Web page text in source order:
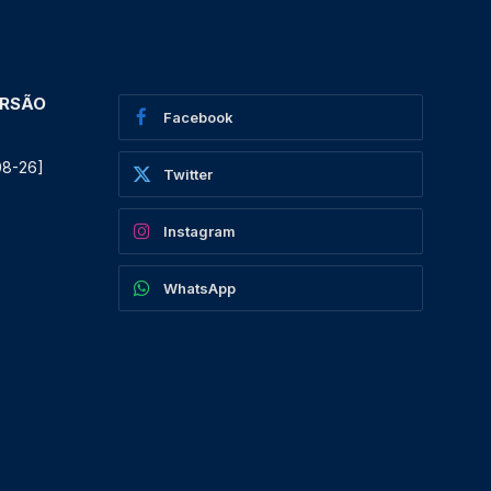
26]
Facebook
Twitter
Instagram
WhatsApp